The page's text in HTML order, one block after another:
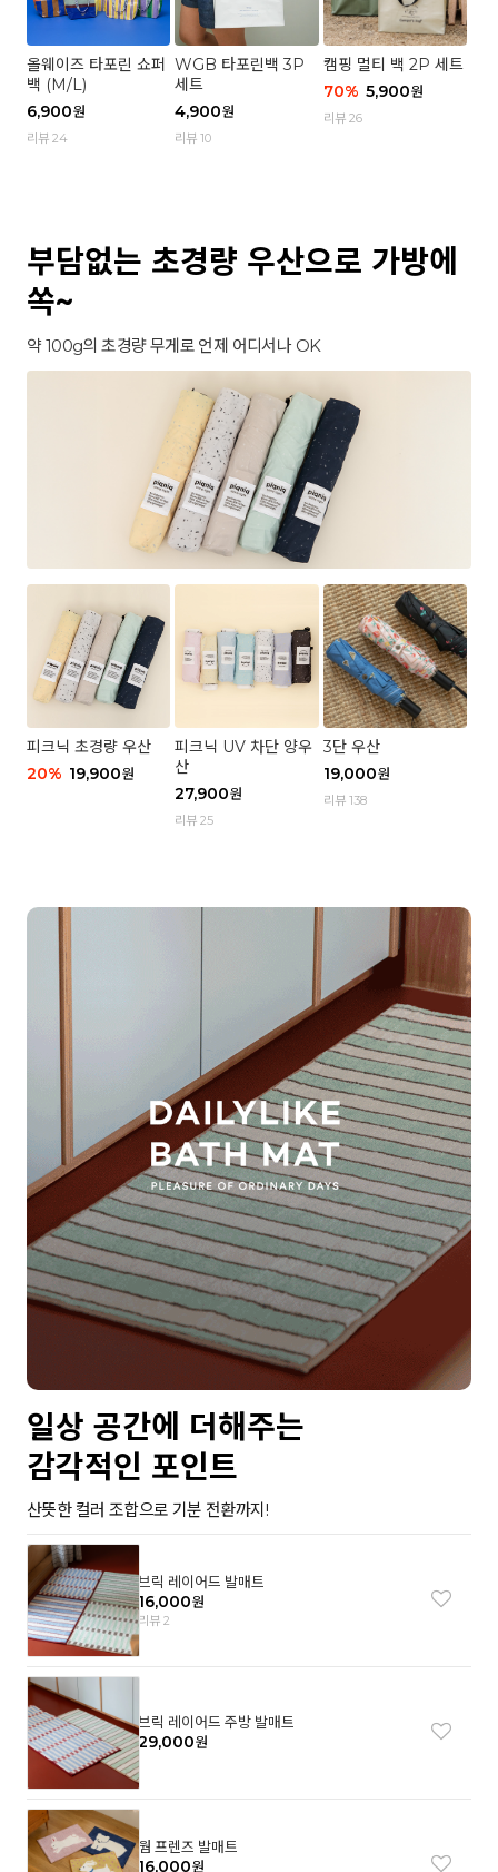
올웨이즈 타포린 쇼퍼
백 (M/L)
6,900원
리뷰 24
WGB 타포린백 3P
세트
4,900원
리뷰 10
캠핑 멀티 백 2P 세트
70% 5,900원
리뷰 26
부담없는 초경량 우산으로 가방에
쏙~
약 100g의 초경량 무게로 언제 어디서나 OK
피크닉 초경량 우산
20% 19,900원
피크닉 UV 차단 양우
산
27,900원
리뷰 25
3단 우산
19,000원
리뷰 138
일상 공간에 더해주는
감각적인 포인트
산뜻한 컬러 조합으로 기분 전환까지!
브릭 레이어드 발매트
16,000원
리뷰 2
브릭 레이어드 주방 발매트
29,000원
웜 프렌즈 발매트
16,000원